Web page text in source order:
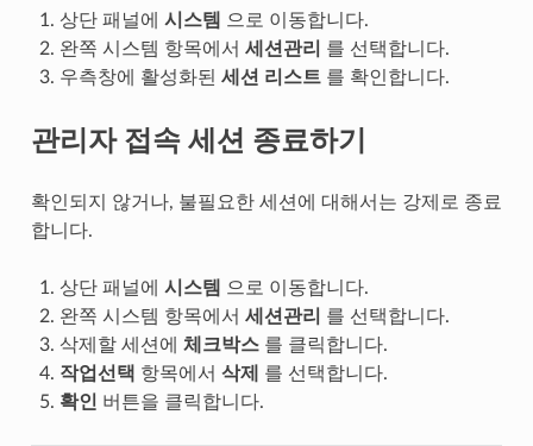
상단 패널에 시스템 으로 이동합니다.
완쪽 시스템 항목에서 세션관리 를 선택합니다.
우측창에 활성화된 세션 리스트를 확인합니다.
관리자 접속 세션 종료하기
확인되지 않거나, 불필요한 세션에 대해서는 강제로 종료
합니다.
상단 패널에 시스템 으로 이동합니다.
완쪽 시스템 항목에서 세션관리 를 선택합니다.
삭제할 세션에 체크박스를 클릭합니다.
작업선택 항목에서 삭제
를 선택합니다.
확인 버튼을 클릭합니다.